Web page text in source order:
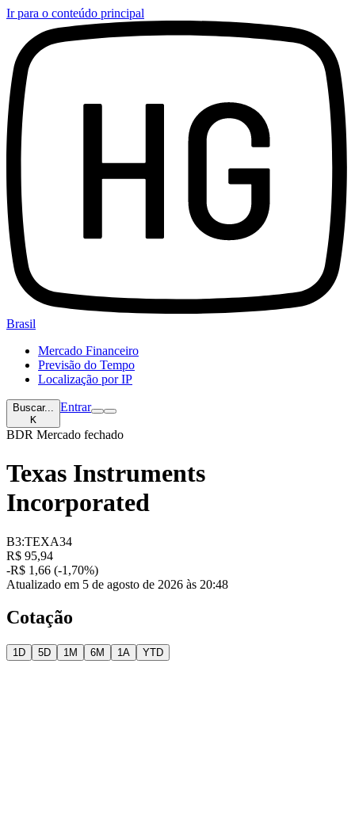
Ir para o conteúdo principal
Brasil
Mercado Financeiro
Previsão do Tempo
Localização por IP
Buscar...
K
Entrar
BDR Mercado fechado
Texas Instruments
Incorporated
B3:TEXA34
R$ 95,94
-R$ 1,66 (-1,70%)
Atualizado em 5 de agosto de 2026 às 20:48
Cotação
1D 5D 1M 6M 1A YTD